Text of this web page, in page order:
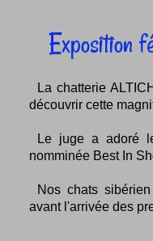
Exposition
La chatterie
découvrir cette
Le juge a adoré
nomminée Best In
Nos chats
avant l'arrivée des